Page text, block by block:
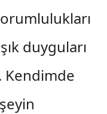
duyguları
Kendimde